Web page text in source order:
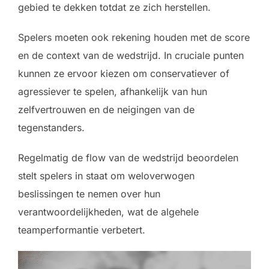
gebied te dekken totdat ze zich herstellen.
Spelers moeten ook rekening houden met de score
en de context van de wedstrijd. In cruciale punten
kunnen ze ervoor kiezen om conservatiever of
agressiever te spelen, afhankelijk van hun
zelfvertrouwen en de neigingen van de
tegenstanders.
Regelmatig de flow van de wedstrijd beoordelen
stelt spelers in staat om weloverwogen
beslissingen te nemen over hun
verantwoordelijkheden, wat de algehele
teamperformantie verbetert.